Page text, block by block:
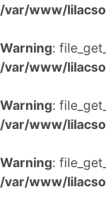
/var/www/
Warning:
/var/www/
Warning:
/var/www/
Warning:
/var/www/